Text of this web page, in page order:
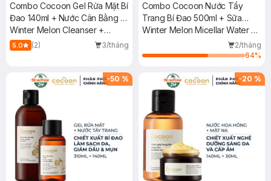
Combo Cocoon Gel Rửa Mặt Bí
Đao 140ml + Nước Cân Bằng Bí
Đao 140ml
Winter Melon Cleanser +
Toner
5.0 (2) 3/tháng
Combo Cocoon Nước Tẩy
Trang Bí Đao 500ml + Sữa
Chống Nắng Bí Đao 50ml
Winter Melon Micellar Water +
Winter Melon Sun Fluid Broad-
Spectrum SPF 50+ PA++++,
2/tháng
64%
-50 % -20 %